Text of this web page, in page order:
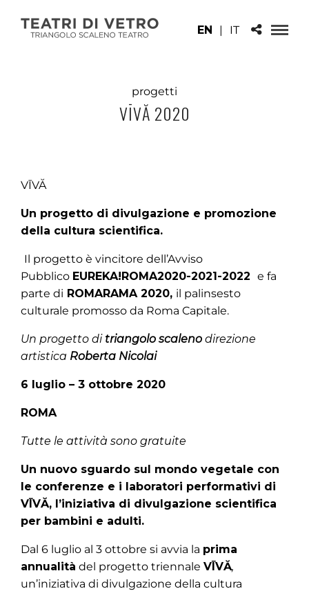
EN | IT
progetti
VĪVĂ 2020
VĪVĂ
Un progetto di divulgazione e promozione
della cultura scientifica.
Il progetto è vincitore dell’Avviso
Pubblico EUREKA!ROMA2020-2021-2022 e fa
parte di ROMARAMA 2020, il palinsesto
culturale promosso da Roma Capitale.
Un progetto di triangolo scaleno direzione
artistica Roberta Nicolai
6 luglio – 3 ottobre 2020
ROMA
Tutte le attività sono gratuite
Un nuovo sguardo sul mondo vegetale con
le conferenze e i laboratori performativi di
VĪVĂ, l’iniziativa di divulgazione scientifica
per bambini e adulti.
Dal 6 luglio al 3 ottobre si avvia la prima
annualità del progetto triennale VĪVĂ,
un’iniziativa di divulgazione della cultura